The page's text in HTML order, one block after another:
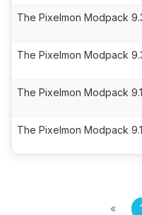
The Pixelmon Modpack
The Pixelmon Modpack
The Pixelmon Modpack
The Pixelmon Modpack
«